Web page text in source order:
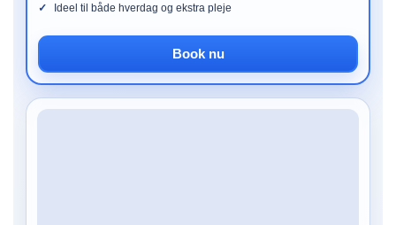
Ideel til både hverdag og ekstra pleje
Book nu